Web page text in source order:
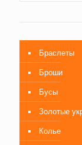
Браслеты
Броши
Бусы
Золотые
Колье